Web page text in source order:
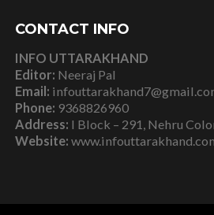
CONTACT INFO
INFO UTTARAKHAND
Editor: Neeraj Pal
Email:
Phone: 9368826960
Address: I Block – 291, Nehru
Website: